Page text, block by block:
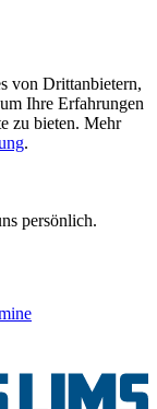
von Drittanbietern,
Ihre Erfahrungen
zu bieten. Mehr
.
persönlich.